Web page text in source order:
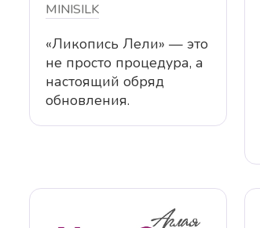
MINISILK
«Ликопись Лели» — это
не просто процедура, а
настоящий обряд
обновления.